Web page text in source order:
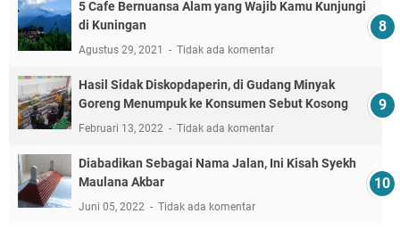
5 Cafe Bernuansa Alam yang Wajib Kamu Kunjungi
di Kuningan
Agustus 29, 2021 Tidak ada komentar
Hasil Sidak Diskopdaperin, di Gudang Minyak
Goreng Menumpuk ke Konsumen Sebut Kosong
Februari 13, 2022 Tidak ada komentar
Diabadikan Sebagai Nama Jalan, Ini Kisah Syekh
Maulana Akbar
Juni 05, 2022 Tidak ada komentar